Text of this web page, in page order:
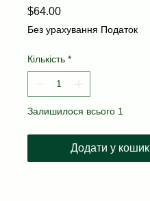
$64.00Ціна
Без урахування Податок
Кількість *
Залишилося всього 1
Додати у кошик